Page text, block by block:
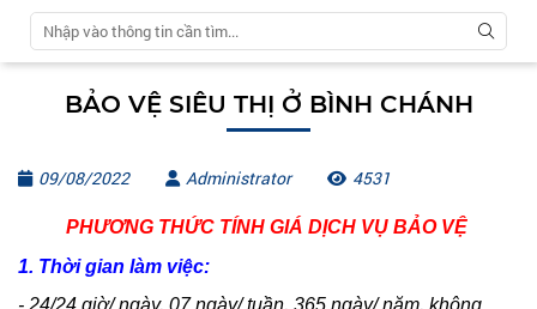
BẢO VỆ SIÊU THỊ Ở BÌNH CHÁNH
09/08/2022 Administrator 4531
PHƯƠNG THỨC TÍNH GIÁ DỊCH VỤ BẢO VỆ
1. Thời gian làm việc:
- 24/24 giờ/ ngày, 07 ngày/ tuần, 365 ngày/ năm, không